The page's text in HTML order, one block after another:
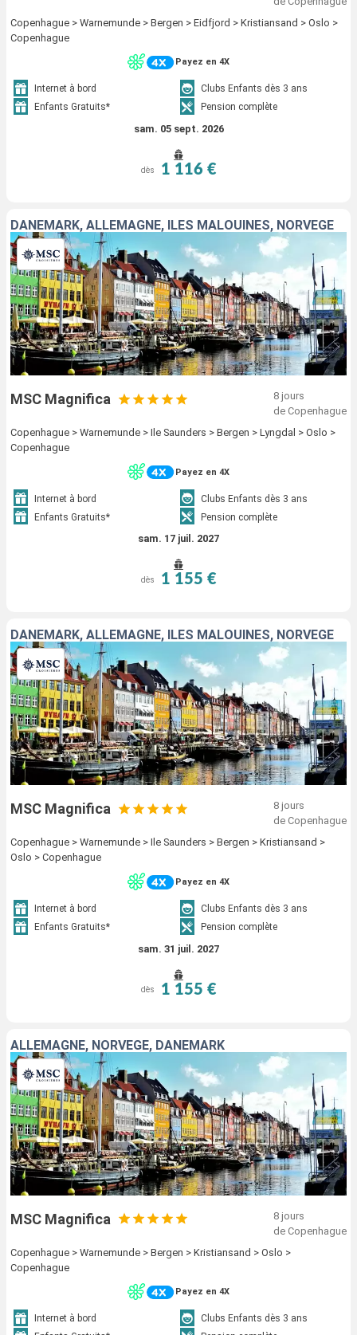
Copenhague > Warnemunde > Bergen > Eidfjord > Kristiansand > Oslo >
Copenhague
Payez en 4X
Internet à bord
Clubs Enfants dès 3 ans
Enfants Gratuits*
Pension complète
sam. 05 sept. 2026
dès 1 116 €
DANEMARK, ALLEMAGNE, ÎLES MALOUINES, NORVÈGE
MSC Magnifica
8 jours
de Copenhague
Copenhague > Warnemunde > Ile Saunders > Bergen > Lyngdal > Oslo >
Copenhague
Payez en 4X
Internet à bord
Clubs Enfants dès 3 ans
Enfants Gratuits*
Pension complète
sam. 17 juil. 2027
dès 1 155 €
DANEMARK, ALLEMAGNE, ÎLES MALOUINES, NORVÈGE
MSC Magnifica
8 jours
de Copenhague
Copenhague > Warnemunde > Ile Saunders > Bergen > Kristiansand >
Oslo > Copenhague
Payez en 4X
Internet à bord
Clubs Enfants dès 3 ans
Enfants Gratuits*
Pension complète
sam. 31 juil. 2027
dès 1 155 €
ALLEMAGNE, NORVÈGE, DANEMARK
MSC Magnifica
8 jours
de Copenhague
Copenhague > Warnemunde > Bergen > Kristiansand > Oslo >
Copenhague
Payez en 4X
Internet à bord
Clubs Enfants dès 3 ans